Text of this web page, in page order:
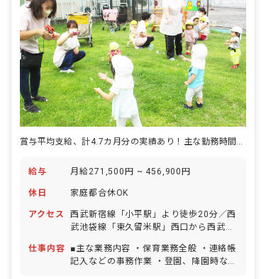
賞与平均支給、計4.7カ月分の実績あり！主な勤務時間8:30～16:30
給与 月給271,500円 ~ 456,900円
休日 家庭都合休OK
アクセス
西武新宿線「小平駅」より徒歩20分／西
武池袋線「東久留米駅」西口から西武バ
■マイカー・バイク・自転車通勤可（月
極駐車場代補助あり／園最寄り駅の駐輪
仕事内容
■主な業務内容 ・保育業務全般 ・連絡帳
記入などの事務作業 ・登園、降園時など